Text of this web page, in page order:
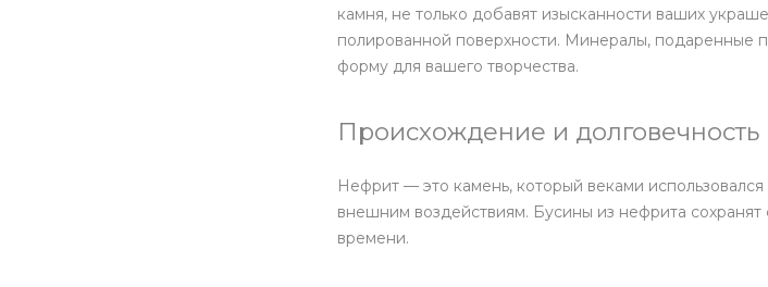
камня, не только добавят изысканности ваших
полированной поверхности. Минералы, подаренные
форму для вашего творчества.
Происхождение и долговечность
Нефрит — это камень, который веками
внешним воздействиям. Бусины из нефрита
времени.